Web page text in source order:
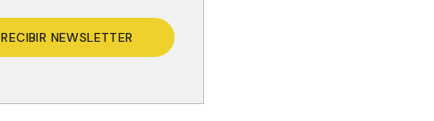
RECIBIR NEWSLETTER